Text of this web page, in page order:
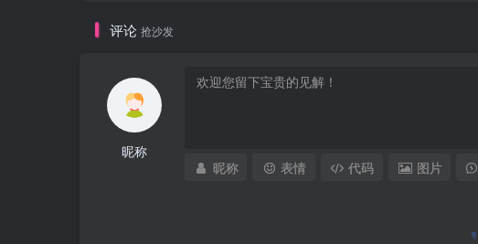
评论 抢沙发
昵称
昵称 表情 代码 图片